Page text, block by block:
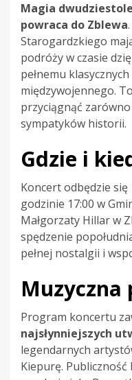
Magia
powraca do Zblewa
Starogardzkiego
podróży w czasie
pełnemu
międzywojennego.
przyciągnąć
sympatyków historii.
Gdzie i
Koncert odbędzie się
godzinie 17:00 w
Małgorzaty Hillar w
spędzenie
pełnej nostalgii i
Muzyczna
Program koncertu
najsłynniejszych
legendarnych
Kiepurę. Publiczność